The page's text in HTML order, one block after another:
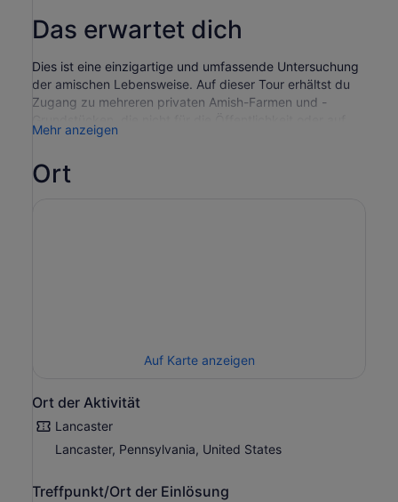
Das erwartet dich
Dies ist eine einzigartige und umfassende Untersuchung
der amischen Lebensweise. Auf dieser Tour erhältst du
Zugang zu mehreren privaten Amish-Farmen und -
anderen Touren zugänglich sind. Dein Reiseleiter verfügt
Zugang, den du bekommst, ist das Ergebnis unserer
Mehr anzeigen
Ort
Auf Karte anzeigen
Ort der Aktivität
Lancaster
Lancaster, Pennsylvania, United States
Treffpunkt/Ort der Einlösung